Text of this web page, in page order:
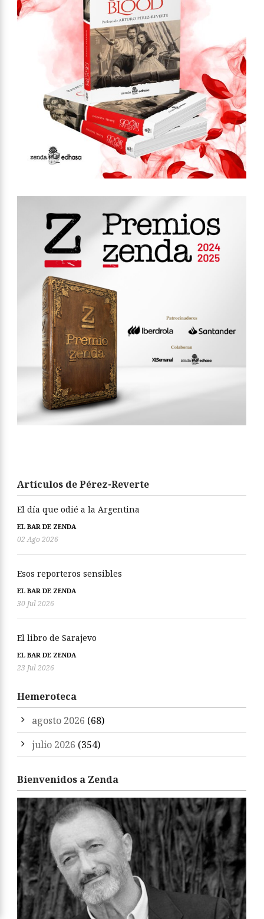
Artículos de Pérez-Reverte
El día que odié a la Argentina
EL BAR DE ZENDA
02 Ago 2026
Esos reporteros sensibles
EL BAR DE ZENDA
30 Jul 2026
El libro de Sarajevo
EL BAR DE ZENDA
23 Jul 2026
Hemeroteca
agosto 2026 (68)
julio 2026 (354)
Bienvenidos a Zenda